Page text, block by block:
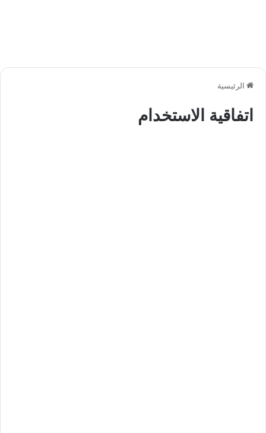
الرئيسية
اتفاقية الاستخدام